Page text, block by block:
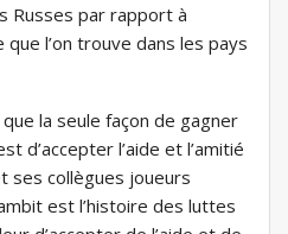
Russes par rapport à
que l’on trouve dans les pays
la seule façon de gagner
d’accepter l’aide et l’amitié
ses collègues joueurs
est l’histoire des luttes